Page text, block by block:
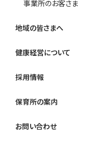
事業所のお客さま
地域の皆さまへ
健康経営について
採用情報
保育所の案内
お問い合わせ